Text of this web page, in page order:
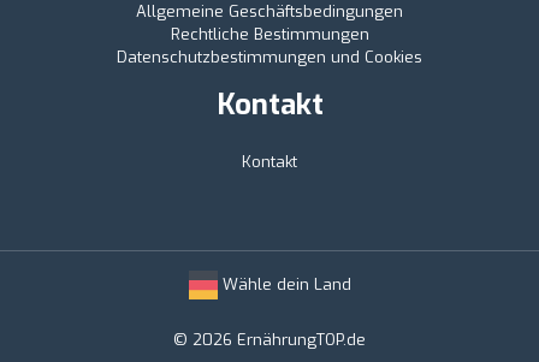
Allgemeine Geschäftsbedingungen
Rechtliche Bestimmungen
Datenschutzbestimmungen und Cookies
Kontakt
Kontakt
Wähle dein Land
© 2026 ErnährungTOP.de